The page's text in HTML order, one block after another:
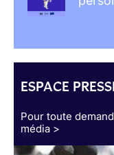
ESPACE
Pour toute
média >